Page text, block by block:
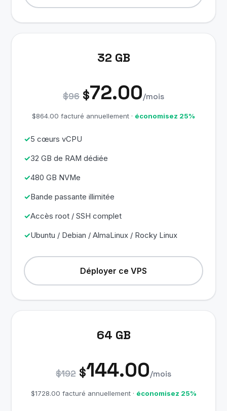
32 GB
$96 $72.00/mois
$864.00 facturé annuellement · économisez 25%
5 cœurs vCPU
32 GB de RAM dédiée
480 GB NVMe
Bande passante illimitée
Accès root / SSH complet
Ubuntu / Debian / AlmaLinux / Rocky Linux
Déployer ce VPS
64 GB
$192 $144.00/mois
$1728.00 facturé annuellement · économisez 25%